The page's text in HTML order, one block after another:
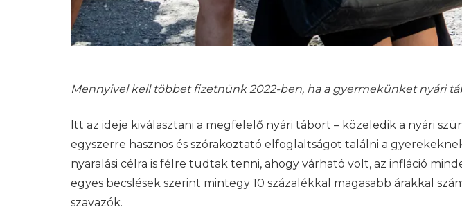
Mennyivel kell többet fizetnünk 2022-ben, ha a gyermekünket nyári
Itt az ideje kiválasztani a megfelelő nyári tábort – közeledik a nyári
egyszerre hasznos és szórakoztató elfoglaltságot találni a
nyaralási célra is félre tudtak tenni, ahogy várható volt, az infláció
egyes becslések szerint mintegy 10 százalékkal magasabb árakkal
szavazók.